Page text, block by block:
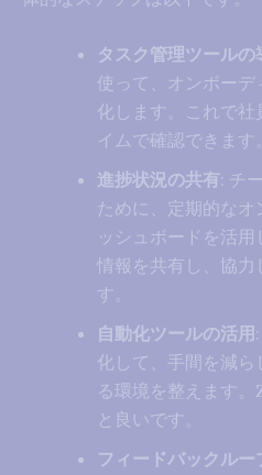
タスク管理ツールの
使って、オンボーデ
化します。これで社
イムで確認できます
進捗状況の共有: チ
ために、定期的な
ッシュボードを活
情報を共有し、協力
す。
自動化ツールの活用
化して、手間を減ら
る環境を整えます
と良いです。
フィードバックルー